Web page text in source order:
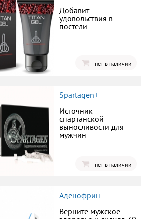
Добавит
удовольствия в
постели
нет в наличии
Spartagen+
Источник
спартанской
выносливости для
мужчин
нет в наличии
Аденофрин
Верните мужское